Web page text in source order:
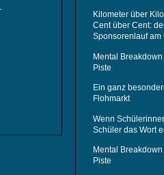
Kilometer über
Cent über Cent:
Sponsorenlauf am
Mental
Piste
Ein ganz
Flohmarkt
Wenn
Schüler das Wort
Mental
Piste